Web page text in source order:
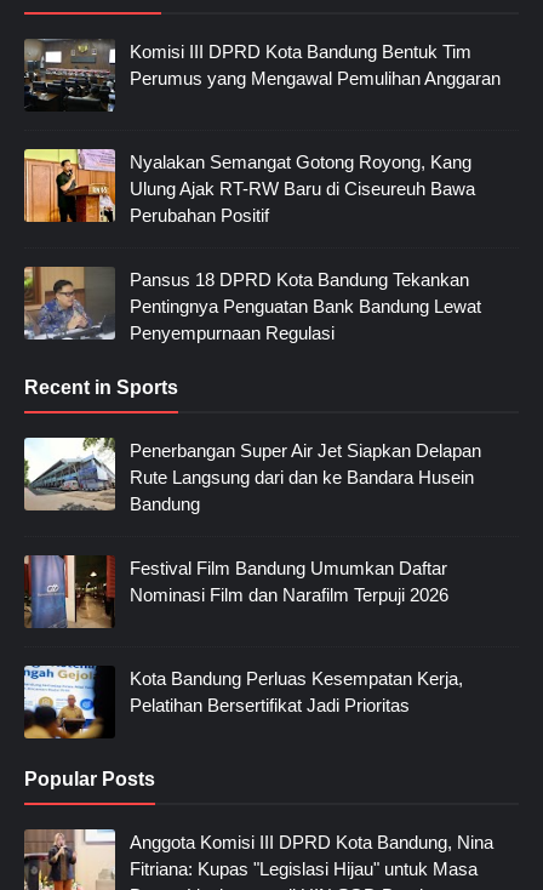
Komisi III DPRD Kota Bandung Bentuk Tim
Perumus yang Mengawal Pemulihan Anggaran
Nyalakan Semangat Gotong Royong, Kang
Ulung Ajak RT-RW Baru di Ciseureuh Bawa
Perubahan Positif
Pansus 18 DPRD Kota Bandung Tekankan
Pentingnya Penguatan Bank Bandung Lewat
Penyempurnaan Regulasi
Recent in Sports
Penerbangan Super Air Jet Siapkan Delapan
Rute Langsung dari dan ke Bandara Husein
Bandung
Festival Film Bandung Umumkan Daftar
Nominasi Film dan Narafilm Terpuji 2026
Kota Bandung Perluas Kesempatan Kerja,
Pelatihan Bersertifikat Jadi Prioritas
Popular Posts
Anggota Komisi III DPRD Kota Bandung, Nina
Fitriana: Kupas "Legislasi Hijau" untuk Masa